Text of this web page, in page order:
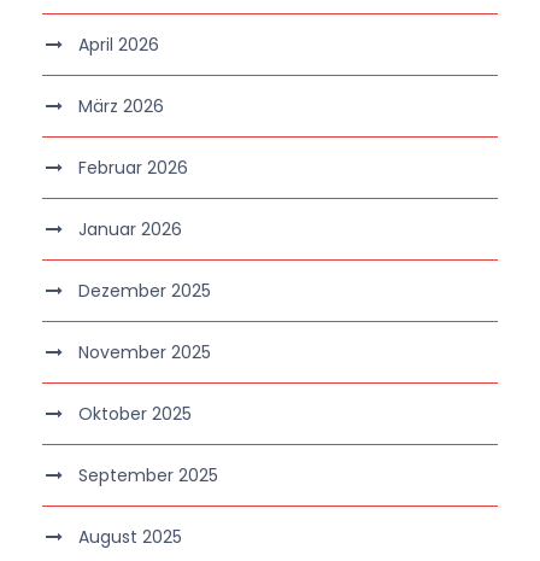
April 2026
März 2026
Februar 2026
Januar 2026
Dezember 2025
November 2025
Oktober 2025
September 2025
August 2025